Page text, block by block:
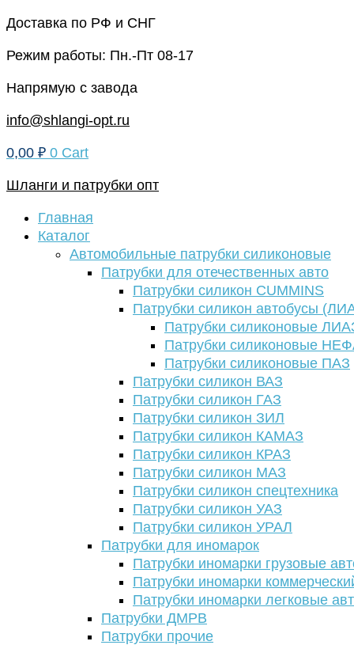
Перейти
содержимому
Доставка по РФ и СНГ
Режим работы: Пн.-Пт 08-17
Напрямую с завода
info@shlangi-opt.ru
0,00 ₽ 0 Cart
Шланги и патрубки опт
Главная
Каталог
Автомобильные патрубки силиконовые
Патрубки для отечественных авто
Патрубки силикон CUMMINS
Патрубки силикон автобусы
Патрубки силиконовые
Патрубки силиконовые
Патрубки силиконовые ПАЗ
Патрубки силикон ВАЗ
Патрубки силикон ГАЗ
Патрубки силикон ЗИЛ
Патрубки силикон КАМАЗ
Патрубки силикон КРАЗ
Патрубки силикон МАЗ
Патрубки силикон спецтехника
Патрубки силикон УАЗ
Патрубки силикон УРАЛ
Патрубки для иномарок
Патрубки иномарки грузовые
Патрубки иномарки
Патрубки иномарки легковые
Патрубки ДМРВ
Патрубки прочие